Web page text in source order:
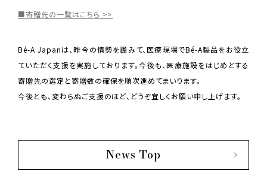
■寄贈先の一覧はこちら >>
Bé-A Japanは、昨今の情勢を鑑みて、医療現場でBé-A製品をお役立
ていただく支援を実施しております。今後も、医療施設をはじめとする
寄贈先の選定と寄贈数の確保を順次進めてまいります。
今後とも、変わらぬご支援のほど、どうぞ宜しくお願い申し上げます。
News Top